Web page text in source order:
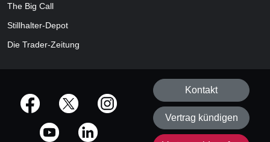
The Big Call
Stillhalter-Depot
Die Trader-Zeitung
offizielle Social Media-Accounts
Kontakt
Vertrag kündigen